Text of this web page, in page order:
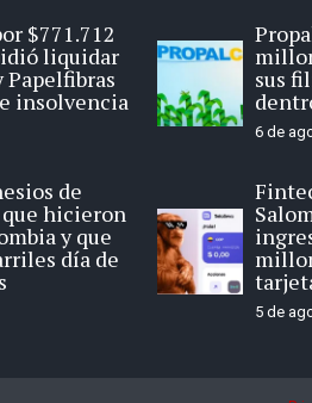
$771.712
liquidar
Papelfibras
insolvencia
de
hicieron
y que
día de
sus
6 de
5 de